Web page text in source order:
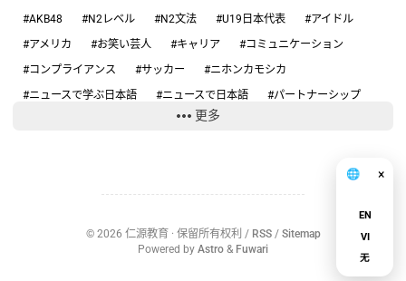
#AKB48 #N2レベル #N2文法 #U19日本代表
#アイドル
#アメリカ
#お笑い芸人 #キャリア
#コミュニケーション
#コンプライアンス
#サッカー
#ニホンカモシカ
#ニュースで学ぶ日本語
#ニュースで日本語
#パートナーシップ
#フィギュアスケート
#情報リテラシー #感動する話
#旅行の安全
#日本語ニュース #日本語学習
更多
© 2026 仁源教育· 保留所有权利 / RSS/ Sitemap
Powered by Astro & Fuwari
🌐 ×
EN
VI
无